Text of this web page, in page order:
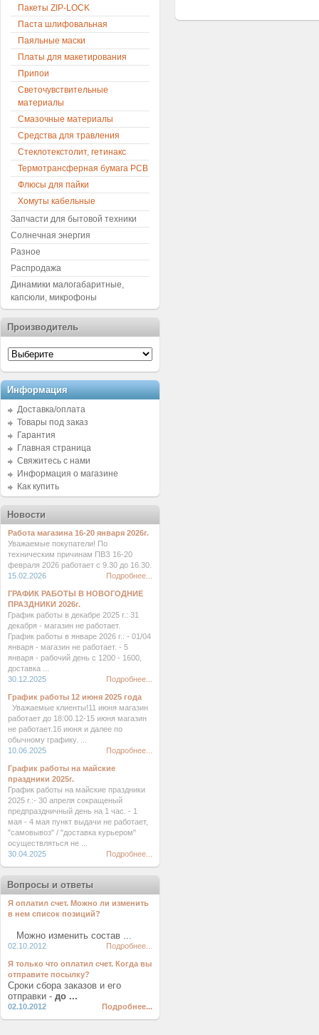
Пакеты ZIP-LOCK
Паста шлифовальная
Паяльные маски
Платы для макетирования
Припои
Светочувствительные
материалы
Смазочные материалы
Средства для травления
Стеклотекстолит, гетинакс
Термотрансферная бумага PCB
Флюсы для пайки
Хомуты кабельные
Запчасти для бытовой техники
Солнечная энергия
Разное
Распродажа
Динамики малогабаритные,
капсюли, микрофоны
Производитель
Информация
Доставка/оплата
Товары под заказ
Гарантия
Главная страница
Свяжитесь с нами
Информация о магазине
Как купить
Новости
Работа магазина 16-20 января 2026г.
Уважаемые покупатели! По
техническим причинам ПВЗ 16-20
февраля 2026 работает с 9.30 до 16.30.
15.02.2026
Подробнее...
ГРАФИК РАБОТЫ В НОВОГОДНИЕ
ПРАЗДНИКИ 2026г.
График работы в декабре 2025 г.: 31
декабря - магазин не работает.
График работы в январе 2026 г.: - 01/04
января - магазин не работает. - 5
января - рабочий день с 1200 - 1600,
доставка ...
30.12.2025
Подробнее...
График работы 12 июня 2025 года
Уважаемые клиенты!11 июня магазин
работает до 18:00.12-15 июня магазин
не работает.16 июня и далее по
обычному графику. ...
10.06.2025
Подробнее...
График работы на майские
праздники 2025г.
График работы на майские праздники
2025 г.:- 30 апреля сокращеный
предпраздничный день на 1 час. - 1
мая - 4 мая пункт выдачи не работает,
"самовывоз" / "доставка курьером"
осуществляться не ...
30.04.2025
Подробнее...
Вопросы и ответы
Я оплатил счет. Можно ли изменить
в нем список позиций?
Можно изменить состав ...
02.10.2012 Подробнее...
Я только что оплатил счет. Когда вы
отправите посылку?
Сроки сбора заказов и его
отправки - до ...
02.10.2012 Подробнее...